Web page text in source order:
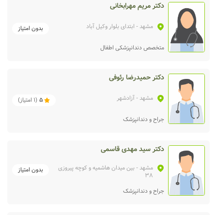
دکتر مریم مهرابخانی
مشهد- ابتدای بلوار وکیل آباد بدون امتیاز
متخصص دندانپزشکی اطفال
دکتر حمیدرضا رئوفی
مشهد- آزادشهر 5
(
1 امتیاز)
جراح و دندانپزشک
دکتر سید مهدی قاسمی
مشهد- بین میدان هاشمیه و کوچه پیروزی
38
بدون امتیاز
جراح و دندانپزشک